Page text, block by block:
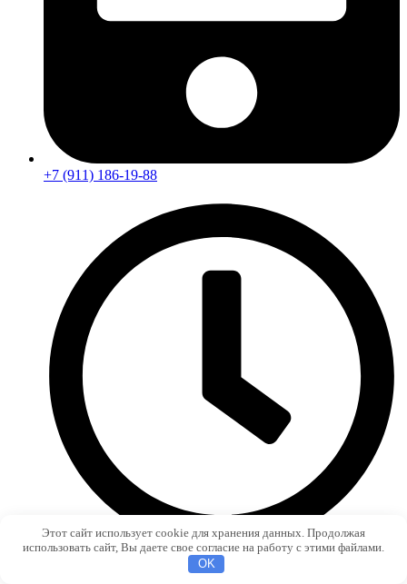
+7 (911) 186-19-88
Этот сайт использует cookie для хранения данных. Продолжая
использовать сайт, Вы даете свое согласие на работу с этими файлами.
OK